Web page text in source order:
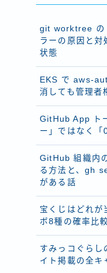
git worktree の
ラーの原因と
状態
EKS で aws-
消しても管理者
GitHub App ト
ー」ではなく「
GitHub 組織内
る方法と、gh
がある話
宝くじはどれが
ボ8種の確率比較
すみっコぐらし
イト掲載の全キ